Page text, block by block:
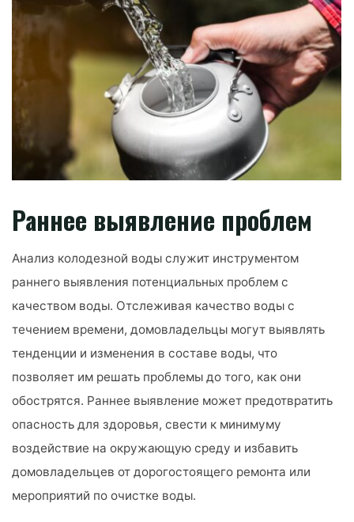
Раннее выявление проблем
Анализ колодезной воды служит инструментом
раннего выявления потенциальных проблем с
качеством воды. Отслеживая качество воды с
течением времени, домовладельцы могут выявлять
тенденции и изменения в составе воды, что
позволяет им решать проблемы до того, как они
обострятся. Раннее выявление может предотвратить
опасность для здоровья, свести к минимуму
воздействие на окружающую среду и избавить
домовладельцев от дорогостоящего ремонта или
мероприятий по очистке воды.